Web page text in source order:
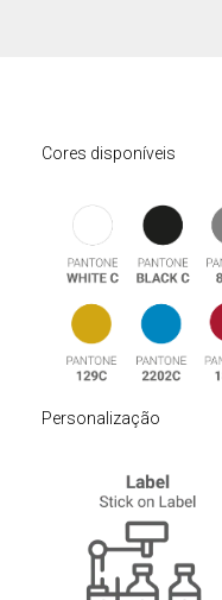
Cores disponíveis
Personalização